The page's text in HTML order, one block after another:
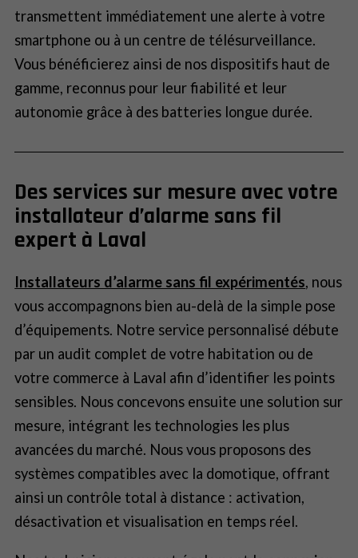
transmettent immédiatement une alerte à votre
smartphone ou à un centre de télésurveillance.
Vous bénéficierez ainsi de nos dispositifs haut de
gamme, reconnus pour leur fiabilité et leur
autonomie grâce à des batteries longue durée.
Des services sur mesure avec votre
installateur d’alarme sans fil
expert à Laval
Installateurs d’alarme sans fil expérimentés, nous
vous accompagnons bien au-delà de la simple pose
d’équipements. Notre service personnalisé débute
par un audit complet de votre habitation ou de
votre commerce à Laval afin d’identifier les points
sensibles. Nous concevons ensuite une solution sur
mesure, intégrant les technologies les plus
avancées du marché. Nous vous proposons des
systèmes compatibles avec la domotique, offrant
ainsi un contrôle total à distance : activation,
désactivation et visualisation en temps réel.